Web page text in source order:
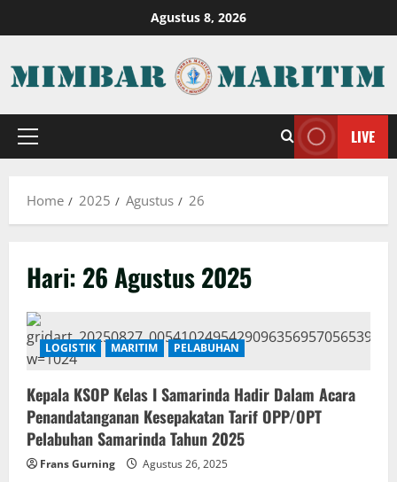
to
Agustus 8, 2026
Primary
LIVE
Home 2025 Agustus 26
Hari: 26 Agustus 2025
LOGISTIK MARITIM PELABUHAN
Kepala KSOP Kelas I Samarinda Hadir Dalam Acara
Penandatanganan Kesepakatan Tarif OPP/OPT
Pelabuhan Samarinda Tahun 2025
Frans Gurning Agustus 26, 2025